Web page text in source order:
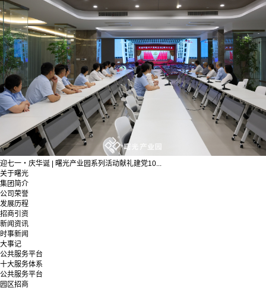
迎七一・庆华诞 | 曙光产业园系列活动献礼建党10...
关于曙光
集团简介
公司荣誉
发展历程
招商引资
新闻资讯
时事新闻
大事记
公共服务平台
十大服务体系
公共服务平台
园区招商